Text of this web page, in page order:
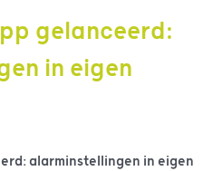
gelanceerd:
in eigen
alarminstellingen in eigen